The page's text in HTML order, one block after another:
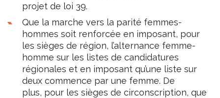
projet de loi 39.
Que la marche vers la parité femmes-
hommes soit renforcée en imposant, pour
les sièges de région, l’alternance femme-
homme sur les listes de candidatures
régionales et en imposant qu’une liste sur
deux commence par une femme. De
plus, pour les sièges de circonscription, que